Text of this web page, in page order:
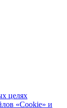
целях
«Cookie» и